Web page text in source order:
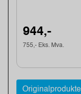
944,-
755,- Eks. Mva.